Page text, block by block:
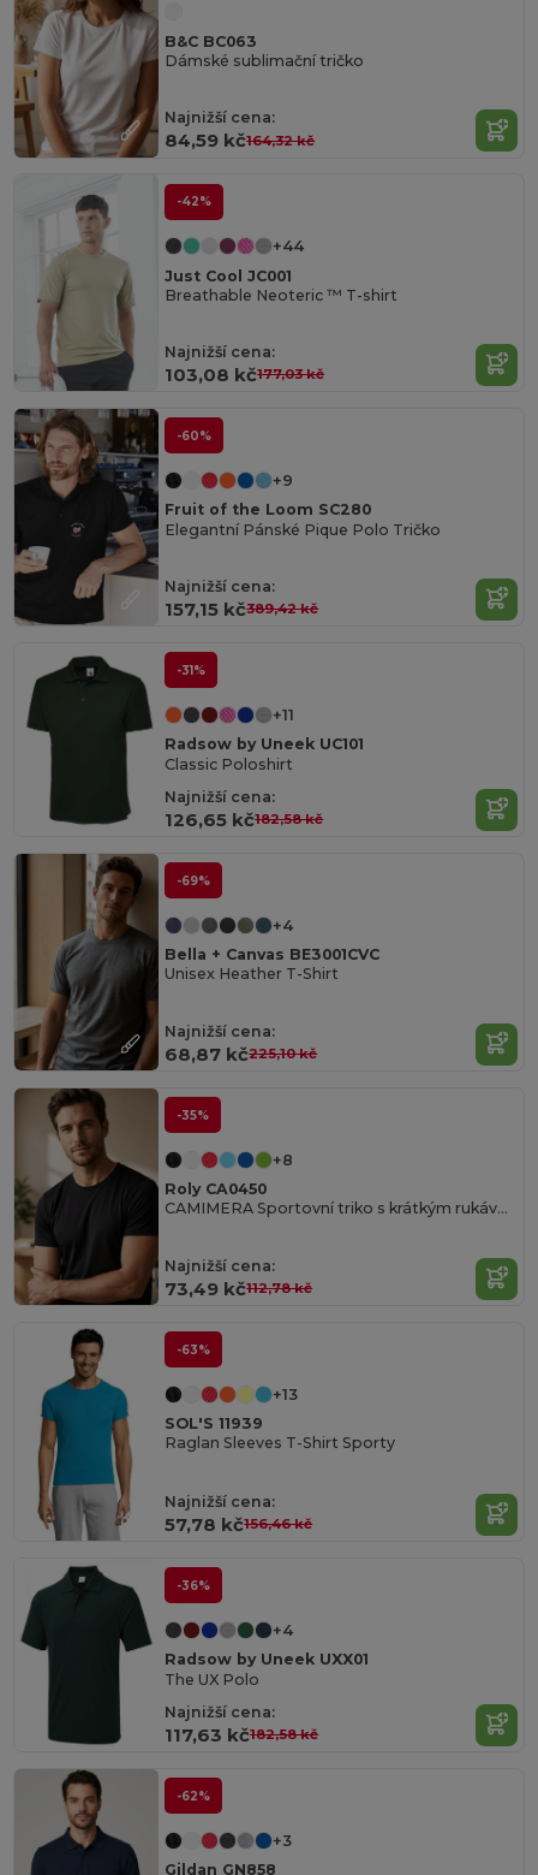
B&C BC063
Dámské sublimační tričko
Najnižší cena:
84,59 kč164,32 kč
-42%
+44
Just Cool JC001
Breathable Neoteric ™ T-shirt
Najnižší cena:
103,08 kč177,03 kč
-60%
+9
Fruit of the Loom SC280
Elegantní Pánské Pique Polo Tričko
Najnižší cena:
157,15 kč389,42 kč
-31%
+11
Radsow by Uneek UC101
Classic Poloshirt
Najnižší cena:
126,65 kč182,58 kč
-69%
+4
Bella + Canvas BE3001CVC
Unisex Heather T-Shirt
Najnižší cena:
68,87 kč225,10 kč
-35%
+8
Roly CA0450
CAMIMERA Sportovní triko s krátkým rukávem a kulatým průkrčníkem
Najnižší cena:
73,49 kč112,78 kč
-63%
+13
SOL'S 11939
Raglan Sleeves T-Shirt Sporty
Najnižší cena:
57,78 kč156,46 kč
-36%
+4
Radsow by Uneek UXX01
The UX Polo
Najnižší cena:
117,63 kč182,58 kč
-62%
+3
Gildan GN858